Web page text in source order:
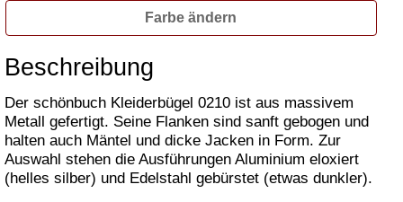
Farbe ändern
Beschreibung
Der schönbuch Kleiderbügel 0210 ist aus massivem
Metall gefertigt. Seine Flanken sind sanft gebogen und
halten auch Mäntel und dicke Jacken in Form. Zur
Auswahl stehen die Ausführungen Aluminium eloxiert
(helles silber) und Edelstahl gebürstet (etwas dunkler).